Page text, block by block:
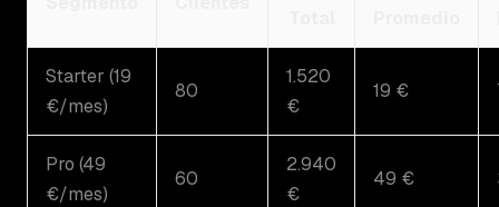
Starter (19
€/mes)
80
1.520
€
19 €
Pro (49
€/mes)
60
2.940
€
49 €